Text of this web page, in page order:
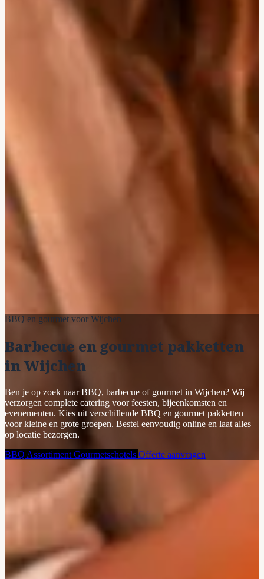
BBQ en gourmet voor Wijchen
Barbecue en gourmet pakketten
in Wijchen
Ben je op zoek naar BBQ, barbecue of gourmet in Wijchen? Wij
verzorgen complete catering voor feesten, bijeenkomsten en
evenementen. Kies uit verschillende BBQ en gourmet pakketten
voor kleine en grote groepen. Bestel eenvoudig online en laat alles
op locatie bezorgen.
BBQ Assortiment Gourmetschotels Offerte aanvragen